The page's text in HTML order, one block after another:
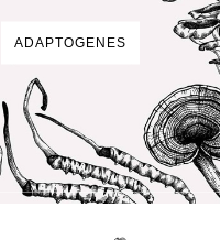
ADAPTOGENES